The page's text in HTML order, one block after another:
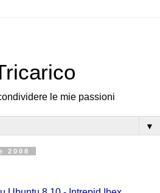
le mie passioni
▼
2008